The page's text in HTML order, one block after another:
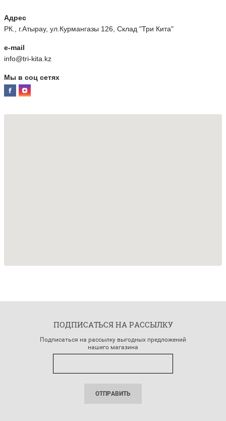
Адрес
РК., г.Атырау, ул.Курмангазы 126, Склад "Три Кита"
e-mail
info@tri-kita.kz
Мы в соц сетях
ПОДПИСАТЬСЯ НА РАССЫЛКУ
Подписаться на рассылку выгодных предложений
нашего магазина
ОТПРАВИТЬ